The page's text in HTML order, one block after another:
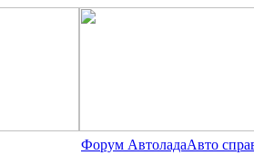
Форум АвтоладаАвто